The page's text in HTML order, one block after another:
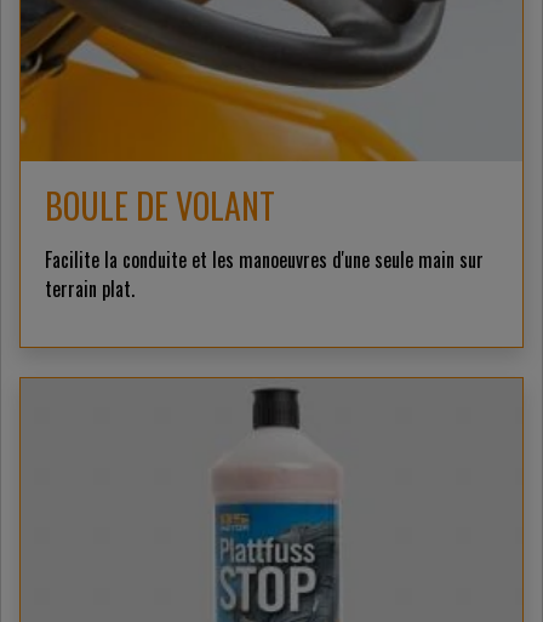
BOULE DE VOLANT
Facilite la conduite et les manoeuvres d'une seule main sur
terrain plat.